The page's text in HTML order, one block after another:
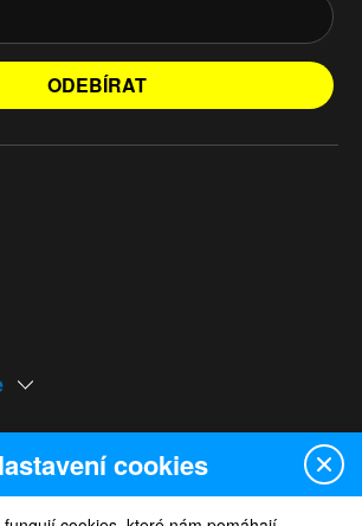
ODEBÍRAT
cookies